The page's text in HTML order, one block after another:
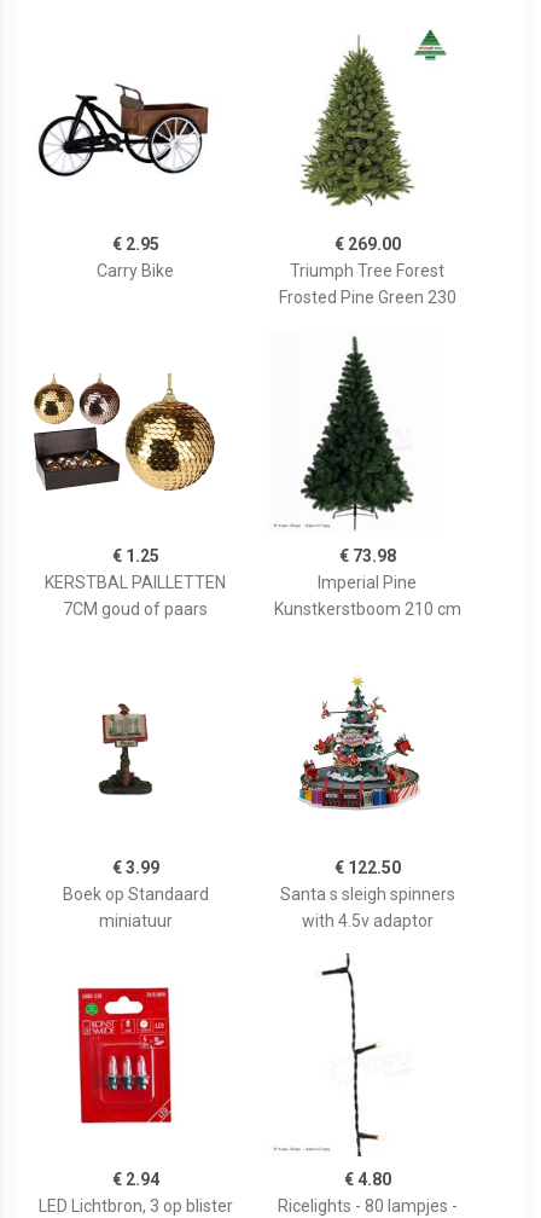
€ 2.95
Carry Bike
€ 269.00
Triumph Tree Forest
Frosted Pine Green 230
€ 1.25
KERSTBAL PAILLETTEN
7CM goud of paars
€ 73.98
Imperial Pine
Kunstkerstboom 210 cm
€ 3.99
Boek op Standaard
miniatuur
€ 122.50
Santa s sleigh spinners
with 4.5v adaptor
€ 2.94
LED Lichtbron, 3 op blister
€ 4.80
Ricelights - 80 lampjes -